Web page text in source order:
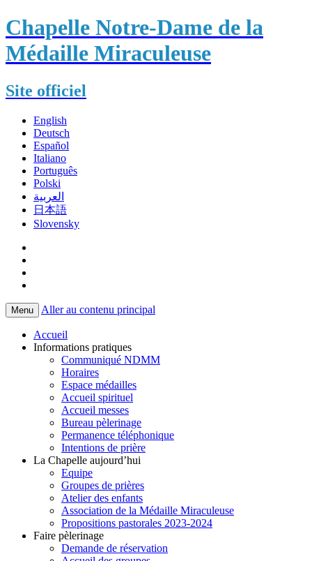
Chapelle Notre-Dame de la
Médaille Miraculeuse
Site officiel
English
Deutsch
Español
Italiano
Português
Polski
العربية
日本語
Slovensky
Menu Aller au contenu principal
Accueil
Informations pratiques
Communiqué NDMM
Horaires
Espace médailles
Accueil spirituel
Accueil messes
Bureau pèlerinage
Permanence téléphonique
Intentions de prière
La Chapelle aujourd’hui
Equipe
Groupes de prières
Atelier des enfants
Association de la Médaille Miraculeuse
Propositions pastorales 2023-2024
Faire pèlerinage
Demande de réservation